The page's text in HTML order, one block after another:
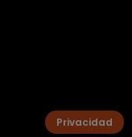
Privacidad